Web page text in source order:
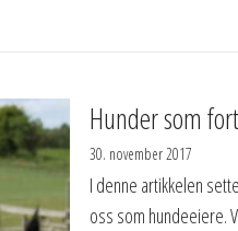
Hunder som
30. november 2017
I denne artikkelen
oss som hundeeiere.